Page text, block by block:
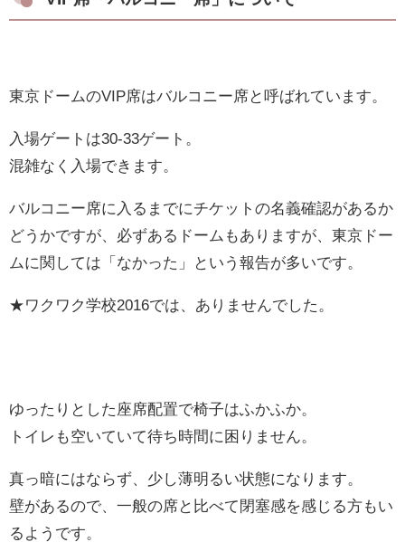
東京ドームのVIP席はバルコニー席と呼ばれています。
入場ゲートは30-33ゲート。
混雑なく入場できます。
バルコニー席に入るまでにチケットの名義確認があるか
どうかですが、必ずあるドームもありますが、東京ドー
ムに関しては「なかった」という報告が多いです。
★ワクワク学校2016では、ありませんでした。
ゆったりとした座席配置で椅子はふかふか。
トイレも空いていて待ち時間に困りません。
真っ暗にはならず、少し薄明るい状態になります。
壁があるので、一般の席と比べて閉塞感を感じる方もい
るようです。